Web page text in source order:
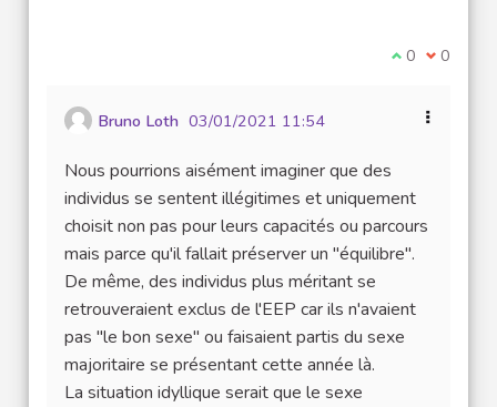
Je suis
0 Je ne
0
Bruno Loth 03/01/2021 11:54
Nous pourrions aisément imaginer que des
individus se sentent illégitimes et uniquement
choisit non pas pour leurs capacités ou parcours
mais parce qu'il fallait préserver un "équilibre".
De même, des individus plus méritant se
retrouveraient exclus de l'EEP car ils n'avaient
pas "le bon sexe" ou faisaient partis du sexe
majoritaire se présentant cette année là.
La situation idyllique serait que le sexe